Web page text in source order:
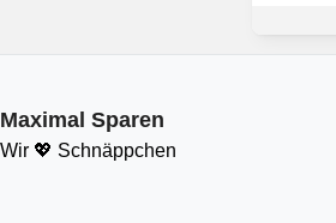
Maximal Sparen
Wir 💖 Schnäppchen